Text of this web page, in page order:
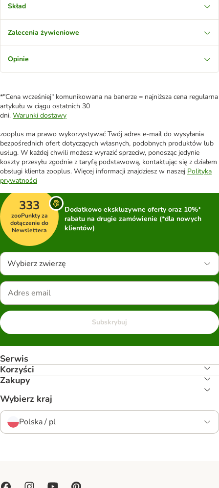
Skład
Zalecenia żywieniowe
Opinie
*"Cena wcześniej" komunikowana na banerze = najniższa cena regularna
artykułu w ciągu ostatnich 30
dni. Warunki dostawy
zooplus ma prawo wykorzystywać Twój adres e-mail do wysyłania
bezpośrednich ofert dotyczących własnych, podobnych produktów lub
usług. W każdej chwili możesz wyrazić sprzeciw, ponosząc jedynie
koszty przesyłu zgodnie z taryfą podstawową, kontaktując się z działem
obsługi klienta zooplus. Więcej informacji znajdziesz w naszej Polityka
prywatności
333
zooPunkty za
dołączenie do
Newslettera
Dodatkowo ekskluzywne oferty oraz 10%*
rabatu na drugie zamówienie (*dla nowych
klientów)
Wybierz zwierzę
Subskrybuj
Serwis
Korzyści
Zakupy
Wybierz kraj
Polska / pl